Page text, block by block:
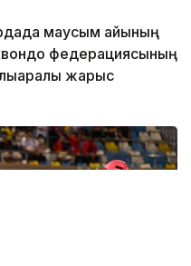
маусым айының
федерациясының
жарыс